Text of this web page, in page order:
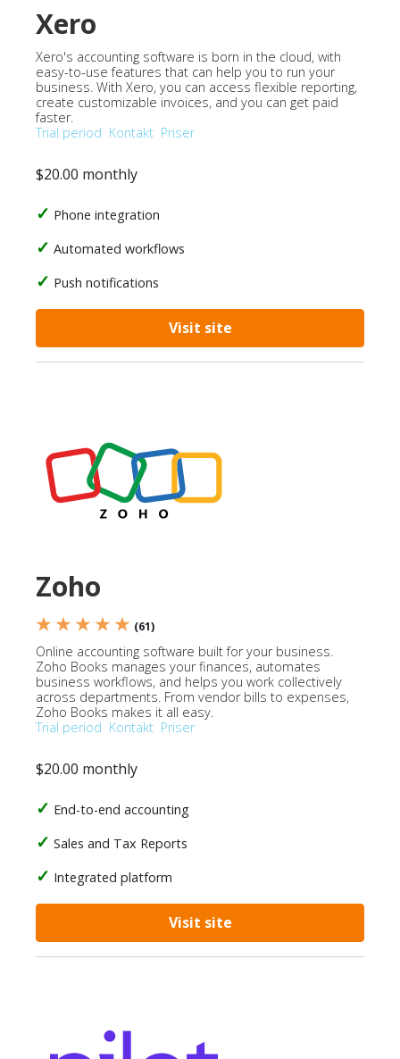
Xero
Xero's accounting software is born in the cloud, with
easy-to-use features that can help you to run your
business. With Xero, you can access flexible reporting,
create customizable invoices, and you can get paid
faster.
Trial period Kontakt Priser
$20.00 monthly
Phone integration
Automated workflows
Push notifications
Visit site
Zoho
★ ★ ★ ★ ★ (61)
Online accounting software built for your business.
Zoho Books manages your finances, automates
business workflows, and helps you work collectively
across departments. From vendor bills to expenses,
Zoho Books makes it all easy.
Trial period Kontakt Priser
$20.00 monthly
End-to-end accounting
Sales and Tax Reports
Integrated platform
Visit site